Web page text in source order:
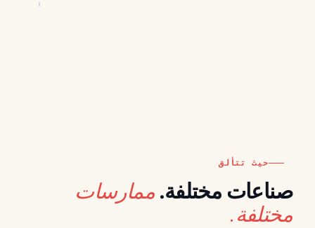
حيث تتألق
صناعات مختلفة. ممارسات
مختلفة.